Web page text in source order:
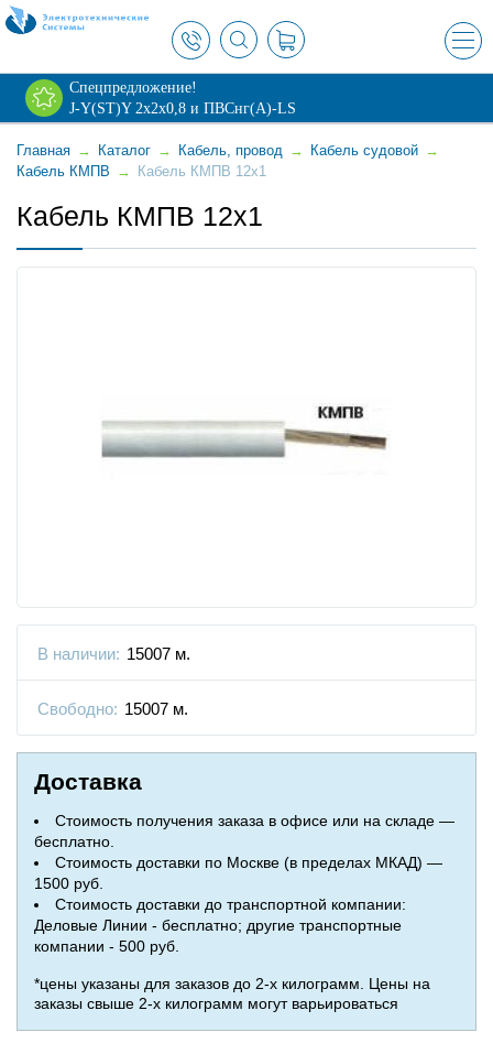
×
Спецпредложение!
J-Y(ST)Y 2х2х0,8 и ПВСнг(А)-LS
Главная → Каталог → Кабель, провод → Кабель судовой →
Кабель КМПВ → Кабель КМПВ 12x1
Кабель КМПВ 12x1
В наличии: 15007 м.
Свободно: 15007 м.
Доставка
Стоимость получения заказа в офисе или на складе —
бесплатно.
Стоимость доставки по Москве (в пределах МКАД) —
1500 руб.
Стоимость доставки до транспортной компании:
Деловые Линии - бесплатно; другие транспортные
компании - 500 руб.
*цены указаны для заказов до 2-х килограмм. Цены на
заказы свыше 2-х килограмм могут варьироваться